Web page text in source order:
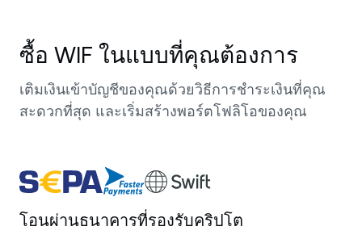
ซื้อ WIF ในแบบที่คุณต้องการ
เติมเงินเข้าบัญชีของคุณด้วยวิธีการชำระเงินที่คุณ
สะดวกที่สุด และเริ่มสร้างพอร์ตโฟลิโอของคุณ
โอนผ่านธนาคารที่รองรับคริปโต